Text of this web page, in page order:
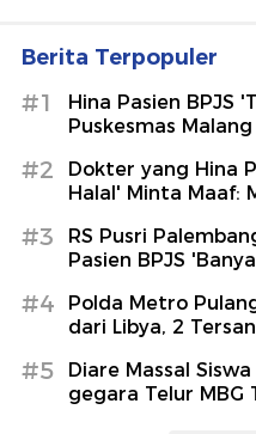
Berita Terpopuler
#1
Hina Pasien BPJS
Puskesmas
#2
Dokter yang Hina
Halal' Minta Maaf:
#3
RS Pusri
Pasien BPJS
#4
Polda Metro
dari Libya, 2
#5
Diare Massal
gegara Telur MBG